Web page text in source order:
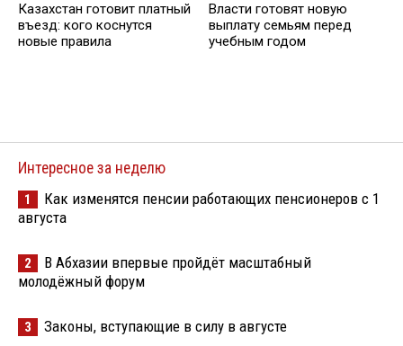
Казахстан готовит платный
въезд: кого коснутся
новые правила
Власти готовят новую
выплату семьям перед
учебным годом
Интересное за неделю
1
Как изменятся пенсии работающих пенсионеров с 1
августа
2
В Абхазии впервые пройдёт масштабный
молодёжный форум
3 Законы, вступающие в силу в августе